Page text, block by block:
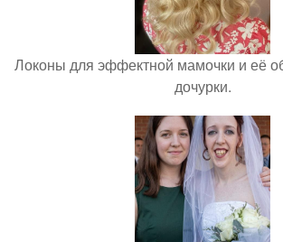
Локоны для эффектной мамочки и её
дочурки.